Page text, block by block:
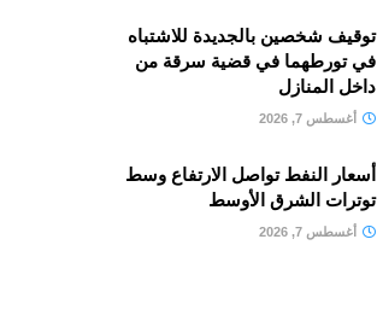
توقيف شخصين بالجديدة للاشتباه
في تورطهما في قضية سرقة من
داخل المنازل
أغسطس 7, 2026
أسعار النفط تواصل الارتفاع وسط
توترات الشرق الأوسط
أغسطس 7, 2026